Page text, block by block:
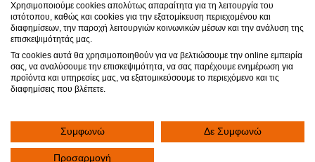
Δήλωση Προσβασιμότητας
Συχνές Ερωτήσεις
Blog
Χρησιμοποιούμε cookies απολύτως απαραίτητα για τη λειτουργία του
ιστότοπου, καθώς και cookies για την εξατομίκευση περιεχομένου και
διαφημίσεων, την παροχή λειτουργιών κοινωνικών μέσων και την ανάλυση της
επισκεψιμότητάς μας.
Τα cookies αυτά θα χρησιμοποιηθούν για να βελτιώσουμε την online εμπειρία
σας, να αναλύσουμε την επισκεψιμότητα, να σας παρέχουμε ενημέρωση για
προϊόντα και υπηρεσίες μας, να εξατομικεύσουμε το περιεχόμενο και τις
διαφημίσεις που βλέπετε.
Συμφωνώ Δε Συμφωνώ
Προσαρμογή